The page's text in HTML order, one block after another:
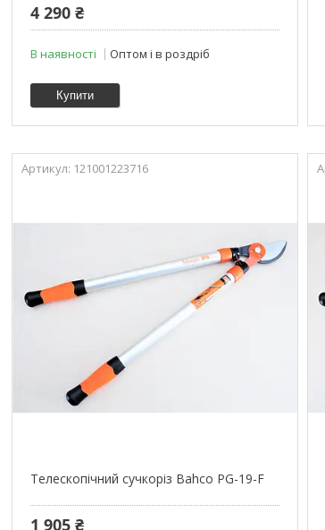
4 290 ₴
В наявності Оптом і в роздріб
Купити
121001223716
Телескопічний сучкоріз Bahco PG-19-F
1 905 ₴